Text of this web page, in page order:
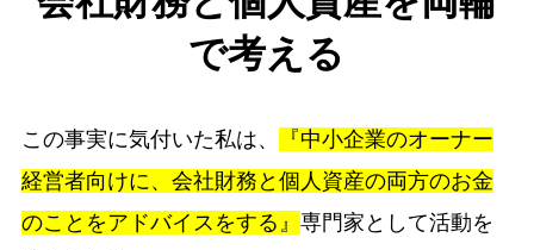
で考える
この事実に気付いた私は、
『中小企業のオーナー
経営者向けに、会社財務と個人資産の両方のお金
のことをアドバイスをする』 専門家として活動を